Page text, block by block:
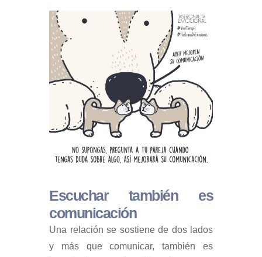
Escuchar también es
comunicación
Una relación se sostiene de dos lados
y más que comunicar, también es